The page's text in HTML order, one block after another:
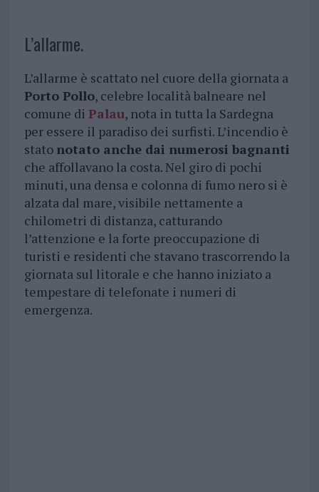
L’allarme.
L’allarme è scattato nel cuore della giornata a
Porto Pollo, celebre località balneare nel
comune di Palau, nota in tutta la Sardegna
per essere il paradiso dei surfisti. L’incendio è
stato notato anche dai numerosi bagnanti
che affollavano la costa. Nel giro di pochi
minuti, una densa e colonna di fumo nero si è
alzata dal mare, visibile nettamente a
chilometri di distanza, catturando
l’attenzione e la forte preoccupazione di
turisti e residenti che stavano trascorrendo la
giornata sul litorale e che hanno iniziato a
tempestare di telefonate i numeri di
emergenza.